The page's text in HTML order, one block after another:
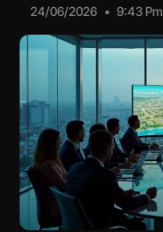
24/06/2026 9:43 Pm